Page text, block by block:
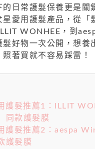
的日常護髮保養更是關
愛用護髮產品，從「
WONHEE，到
髮好物一次公開，想養
著買就不容易踩雷！
護髮推薦1：ILLIT
同款護髮膜
護髮推薦2：aespa
護髮膜